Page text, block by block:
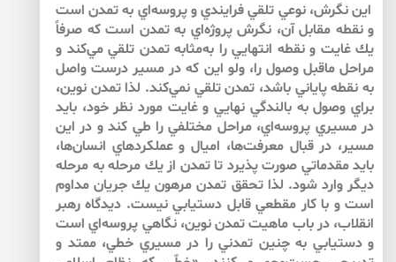
اين نگرش، نوعي تلقي فرايندي و پروسه‌اي به تمدن است
و نقطه مقابل آن، نگرش پروژه‌اي به تمدن است كه صرفاً
يك غايت و نقطه انتهايي را به‌مثابه تمدن تلقي مي‌كند و
مراحل ماقبل وصول را، ولو اين كه در مسير درست واصل
به نقطه پاياني باشد، تمدن تلقي نمي‌كند. لذا تمدن نوين،
براي وصول به بالندگي نهايي و غايت مورد نظر خود، بايد
در مسيري پروسه‌‌اي، مراحل مختلفي را طي كند و در اين
مسير، در قبال معرفت‌‌ها، اميال و عملكردهاي انسان‌‌ها،
بايد مقدماتي صورت پذيرد تا تمدن از يك مرحله به مرحله
ديگر وارد شود. لذا تحقق تمدن مرهون يك جريان مداوم
است و با كار مقطعي قابل دستيابي نيست. ديدگاه رهبر
انقلاب، در باب ماهيت تمدن نوين، نگاهي پروسه‌‌اي است
و دستيابي به چنين تمدني را در مسيري خطي، ممتد و